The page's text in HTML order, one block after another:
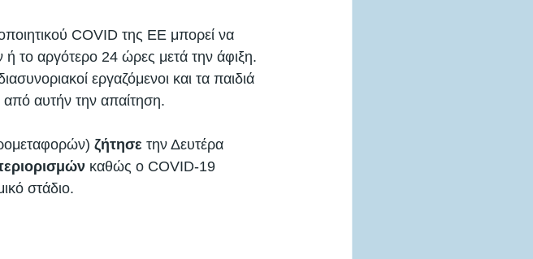
COVID της ΕΕ μπορεί να
ή το αργότερο 24 ώρες μετά την άφιξη.
εργαζόμενοι και τα παιδιά
από αυτήν την απαίτηση.
ζήτησε την Δευτέρα
καθώς ο COVID-19
στάδιο.